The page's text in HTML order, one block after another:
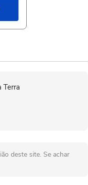
Terra
deste site. Se achar